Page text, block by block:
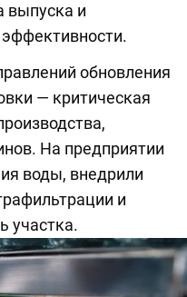
выпуска и
обновления
— критическая
На предприятии
воды, внедрили
и
участка.